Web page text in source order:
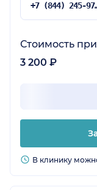
+7
Стоимость
3 200 ₽
В клинику